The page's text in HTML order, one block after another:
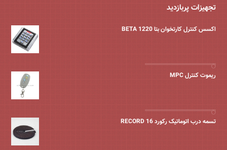
تجهیزات پربازدید
اکسس کنترل کارتخوان بتا BETA 1220
ریموت کنترل MPC
تسمه درب اتوماتیک رکورد 16 RECORD